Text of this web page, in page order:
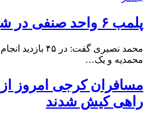
پلمب ۶ واحد صنفی در شهرستان البرز
محمدیه و یک…
مسافران کرجی امروز از
راهی کیش شدند